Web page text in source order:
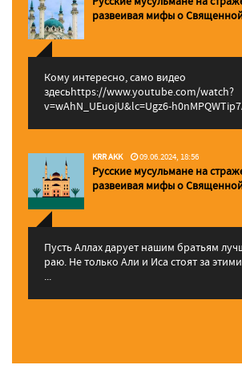
pазвеивая мифы о
Кому интересно, само видео
здесьhttps://www.youtube.com/watch?
v=wAhN_UEuojU&lc=Ugz6-
KRR AKK 09.06.2024, 18:56
Русские мусульмане на
pазвеивая мифы о
Пусть Аллах дарует нашим братьям
раю. Не только Али и Иса стоят за
...